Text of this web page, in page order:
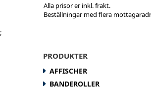
Alla prisor er inkl. frakt.
Beställningar med flera
;
PRODUKTER
AFFISCHER
BANDEROLLER